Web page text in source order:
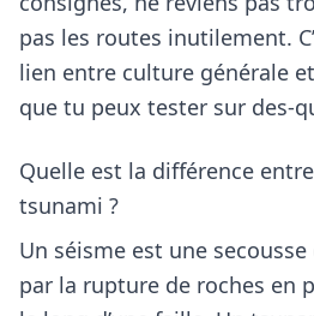
pas les routes inutilement.
lien entre culture générale
que tu peux tester sur des-
Quelle est la différence
tsunami ?
Un séisme est une
par la rupture de roches en